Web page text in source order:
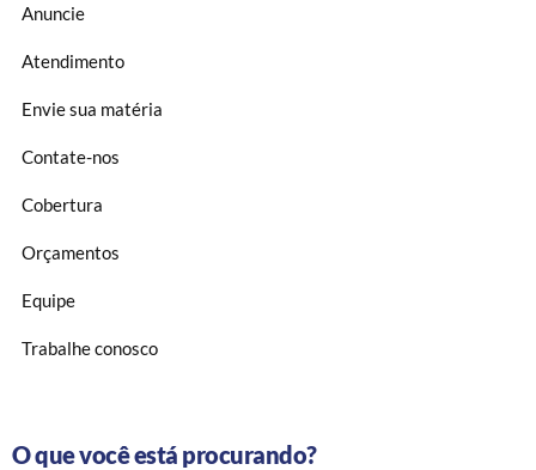
Anuncie
Atendimento
Envie sua matéria
Contate-nos
Cobertura
Orçamentos
Equipe
Trabalhe conosco
O que você está procurando?